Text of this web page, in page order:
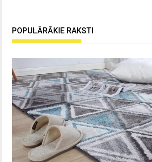
POPULĀRĀKIE RAKSTI